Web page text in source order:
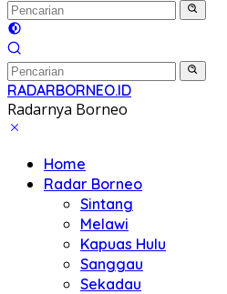
RADARBORNEO.ID
Radarnya Borneo
Home
Radar Borneo
Sintang
Melawi
Kapuas Hulu
Sanggau
Sekadau